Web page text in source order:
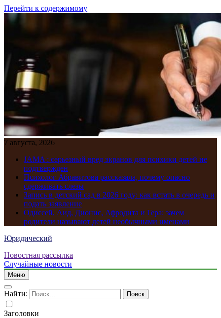
Перейти к содержимому
7 августа, 2026
JAMA : серьезный вред экранов для психики детей не
подтвержден
Психолог Абравитова рассказала, почему опасно
сдерживать слезы
Запись в детский сад в 2026 году: как встать в очередь и
подать заявление
Одиссей, Аид, Дионис, Афродита и Гера: зачем
родители называют детей необычными именами
Юридический
Новостная рассылка
Случайные новости
Меню
Найти:
Заголовки